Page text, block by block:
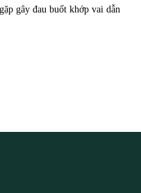
gây đau buốt khớp vai dẫn